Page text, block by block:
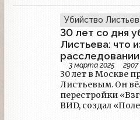
Убийство
30 лет со дня
Листьева: что
расследовании
3 марта 2025 2907
30 лет в Москве
Листьевым. Он
перестройки
ВИD, создал